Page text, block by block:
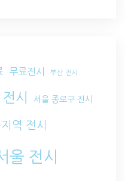
무료전시 부산 전시
시 서울 종로구 전시
역 전시
울 전시